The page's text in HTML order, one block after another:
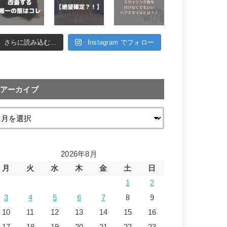
さらに読み込む... Instagram でフォロー
アーカイブ
2026年8月
月
火 水 木 金 土
日
1
2
3
4 5 6 7 8
9
10
11 12 13 14 15
16